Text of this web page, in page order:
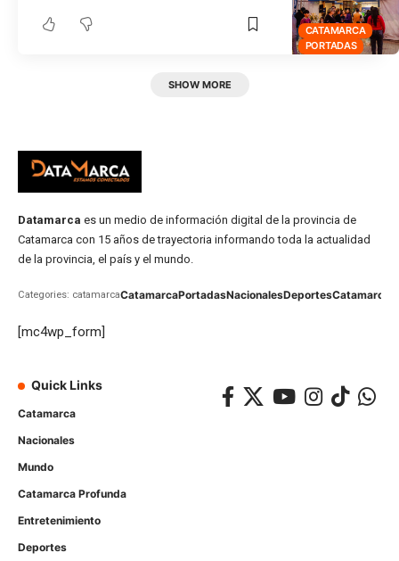
CATAMARCA
PORTADAS
SHOW MORE
Datamarca es un medio de información digital de la provincia de
Catamarca con 15 años de trayectoria informando toda la actualidad
de la provincia, el país y el mundo.
Categories: catamarcaCatamarcaPortadasNacionalesDeportesCatamarca
[mc4wp_form]
Quick Links
Catamarca
Nacionales
Mundo
Catamarca Profunda
Entretenimiento
Deportes